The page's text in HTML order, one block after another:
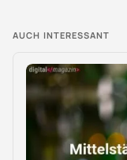
AUCH INTERESSANT